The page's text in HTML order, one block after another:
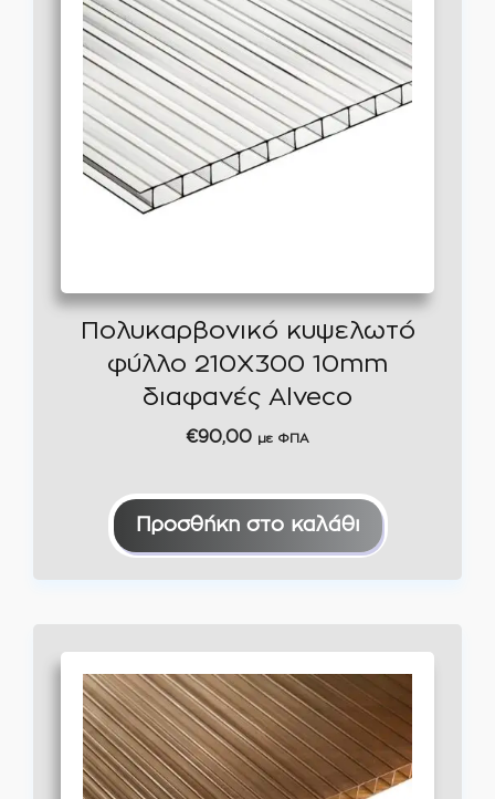
Πολυκαρβονικό κυψελωτό
φύλλο 210Χ300 10mm
διαφανές Alveco
€90,00 με ΦΠΑ
Προσθήκη στο καλάθι